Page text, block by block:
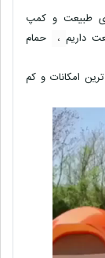
طبیعت و کمپ
داریم ،
حمام
امکانات و کم